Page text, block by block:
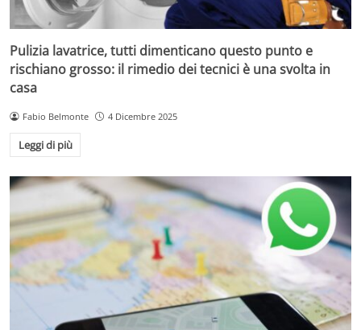
Pulizia lavatrice, tutti dimenticano questo punto e
rischiano grosso: il rimedio dei tecnici è una svolta in
casa
Fabio Belmonte 4 Dicembre 2025
Leggi di più